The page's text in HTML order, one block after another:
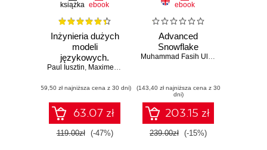
książka ebook
Inżynieria dużych
modeli
językowych.
Podręcznik
trenowania i
wdrażania LLM
Paul Iusztin, Maxime Labonne
(59,50 zł najniższa cena z 30 dni)
63.07 zł
119.00zł (-47%)
ebook
Advanced
Snowflake
Muhammad Fasih Ullah
(143,40 zł najniższa cena z 30
dni)
203.15 zł
239.00zł (-15%)